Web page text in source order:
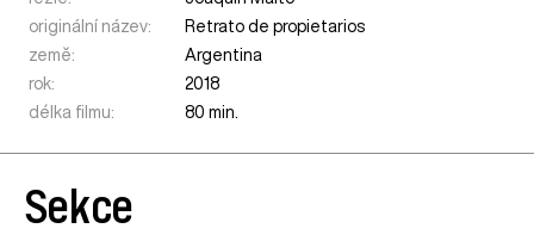
originální název:
Retrato de propietarios
země:
Argentina
rok:
2018
délka filmu:
80 min.
Sekce